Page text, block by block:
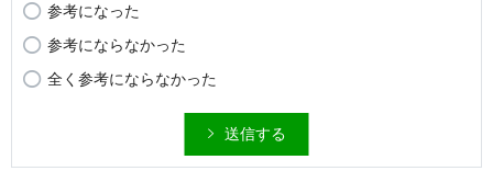
参考になった
参考にならなかった
全く参考にならなかった
送信する